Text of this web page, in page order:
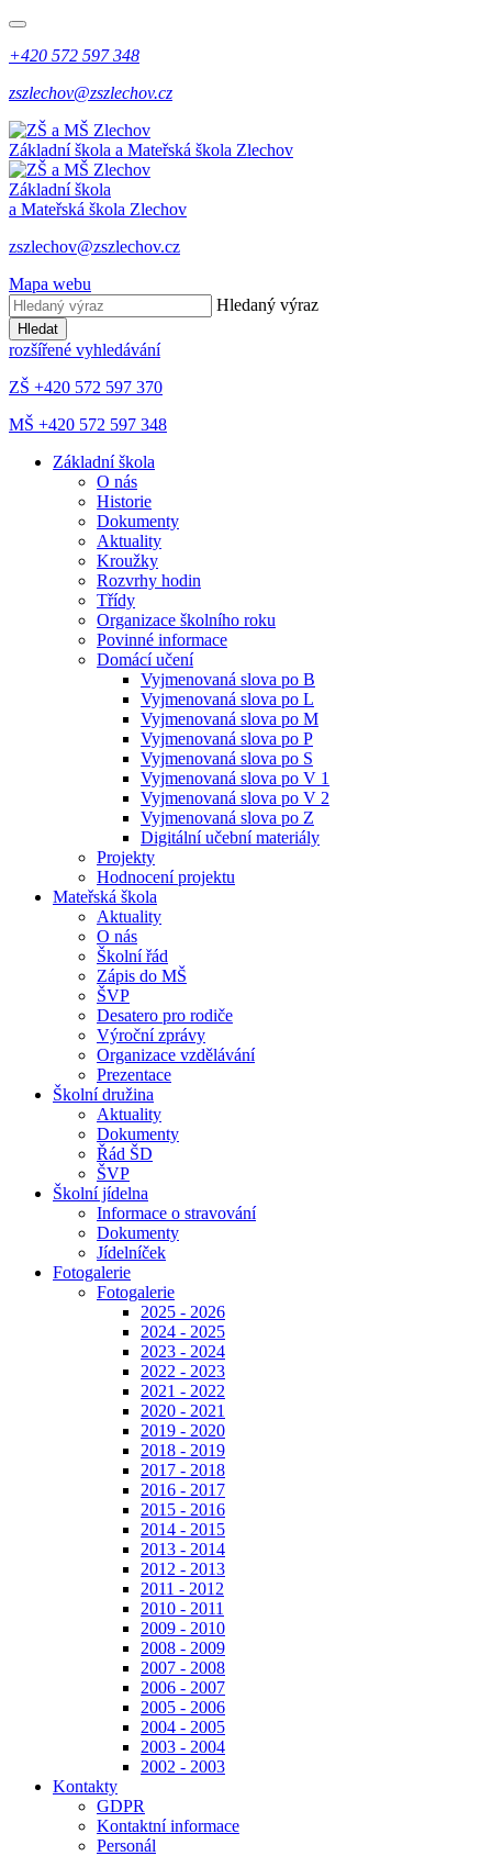
+420 572 597 348
zszlechov@zszlechov.cz
Základní škola a Mateřská škola Zlechov
Základní škola
a Mateřská škola Zlechov
zszlechov@zszlechov.cz
Mapa webu
Hledaný výraz
Hledat
rozšířené vyhledávání
ZŠ +420 572 597 370
MŠ +420 572 597 348
Základní škola
O nás
Historie
Dokumenty
Aktuality
Kroužky
Rozvrhy hodin
Třídy
Organizace školního roku
Povinné informace
Domácí učení
Vyjmenovaná slova po B
Vyjmenovaná slova po L
Vyjmenovaná slova po M
Vyjmenovaná slova po P
Vyjmenovaná slova po S
Vyjmenovaná slova po V 1
Vyjmenovaná slova po V 2
Vyjmenovaná slova po Z
Digitální učební materiály
Projekty
Hodnocení projektu
Mateřská škola
Aktuality
O nás
Školní řád
Zápis do MŠ
ŠVP
Desatero pro rodiče
Výroční zprávy
Organizace vzdělávání
Prezentace
Školní družina
Aktuality
Dokumenty
Řád ŠD
ŠVP
Školní jídelna
Informace o stravování
Dokumenty
Jídelníček
Fotogalerie
Fotogalerie
2025 - 2026
2024 - 2025
2023 - 2024
2022 - 2023
2021 - 2022
2020 - 2021
2019 - 2020
2018 - 2019
2017 - 2018
2016 - 2017
2015 - 2016
2014 - 2015
2013 - 2014
2012 - 2013
2011 - 2012
2010 - 2011
2009 - 2010
2008 - 2009
2007 - 2008
2006 - 2007
2005 - 2006
2004 - 2005
2003 - 2004
2002 - 2003
Kontakty
GDPR
Kontaktní informace
Personál